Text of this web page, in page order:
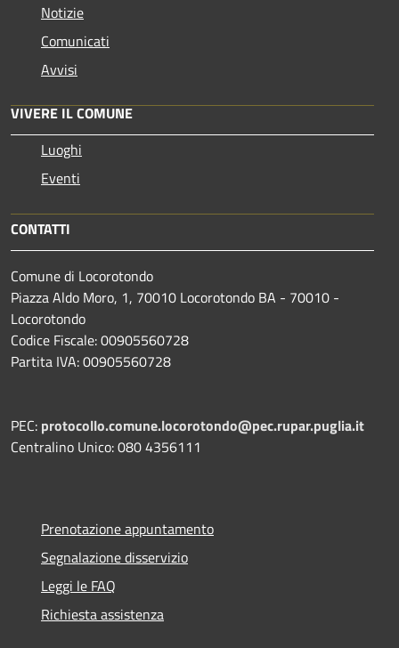
Notizie
Comunicati
Avvisi
VIVERE IL COMUNE
Luoghi
Eventi
CONTATTI
Comune di Locorotondo
Piazza Aldo Moro, 1, 70010 Locorotondo BA - 70010 -
Locorotondo
Codice Fiscale: 00905560728
Partita IVA: 00905560728
PEC: protocollo.comune.locorotondo@pec.rupar.puglia.it
Centralino Unico: 080 4356111
Prenotazione appuntamento
Segnalazione disservizio
Leggi le FAQ
Richiesta assistenza